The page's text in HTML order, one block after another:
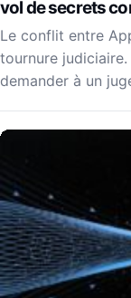
vol de secrets
Le conflit entre
tournure
demander à un